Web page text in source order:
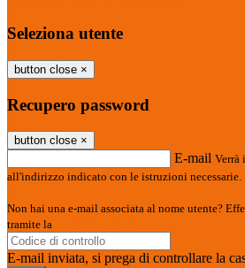
Seleziona utente
button close ×
Recupero password
button close ×
E-mail Verrà
all'indirizzo indicato con le istruzioni necessarie.
Non hai una e-mail associata al nome utente?
tramite la
E-mail inviata, si prega di controllare la